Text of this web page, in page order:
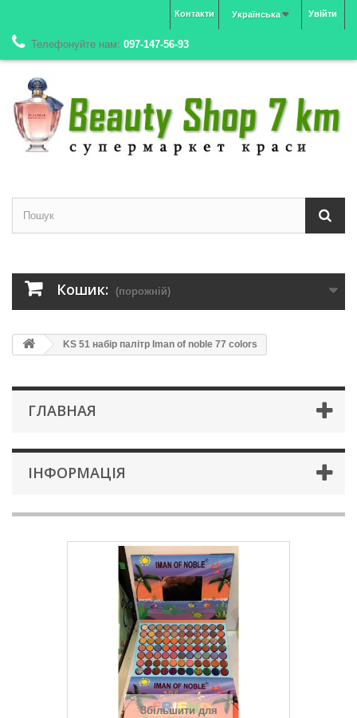
Увійти
Українська
Контакти
Телефонуйте нам: 097-147-56-93
Кошик: (порожній)
KS 51 набір палітр Iman of noble 77 colors
ГЛАВНАЯ
ІНФОРМАЦІЯ
Збільшити для